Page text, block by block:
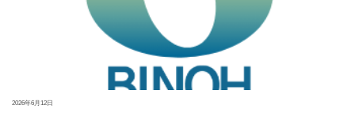
2026年6月12日